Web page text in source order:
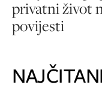
privatni život
povijesti